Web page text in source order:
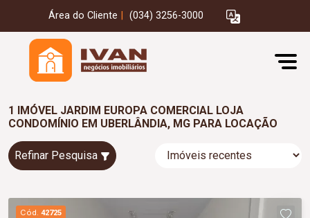
Área do Cliente (034) 3256-3000
1 IMÓVEL JARDIM EUROPA COMERCIAL LOJA
CONDOMÍNIO EM UBERLÂNDIA, MG PARA LOCAÇÃO
Refinar Pesquisa
Cód. 42725